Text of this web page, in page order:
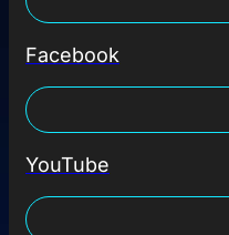
Facebook
YouTube